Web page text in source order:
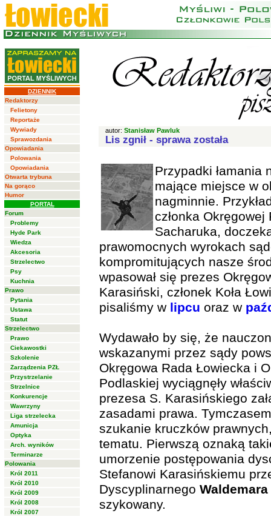
DZIENNIK
Redaktorzy
Felietony
Reportaże
Wywiady
Sprawozdania
Opowiadania
Polowania
Opowiadania
Otwarta trybuna
Na gorąco
Humor
PORTAL
Forum
Problemy
Hyde Park
Wiedza
Akcesoria
Strzelectwo
Psy
Kuchnia
Prawo
Pytania
Ustawa
Statut
Strzelectwo
Prawo
Ciekawostki
Szkolenie
Zarządzenia PZŁ
Przystrzelanie
Strzelnice
Konkurencje
Wawrzyny
Liga strzelecka
Amunicja
Optyka
Arch. wyników
Terminarze
Polowania
Król 2011
Król 2010
Król 2009
Król 2008
Król 2007
autor: Stanisław Pawluk
Lis zgnił - sprawa została
Przypadki łamania
mające miejsce w
nagminnie.
członka
Sacharuka,
prawomocnych wyrokach
kompromitujących nasze
wpasował się prezes
Karasiński, członek Koła
pisaliśmy w lipcu oraz w
Wydawało by się, że
wskazanymi przez sądy
Okręgowa Rada Łowiecka i
Podlaskiej wyciągnęły
prezesa S. Karasińskiego
zasadami prawa.
szukanie kruczków
tematu. Pierwszą oznaką
umorzenie postępowania
Stefanowi Karasińskiemu
Dyscyplinarnego
szykowany.